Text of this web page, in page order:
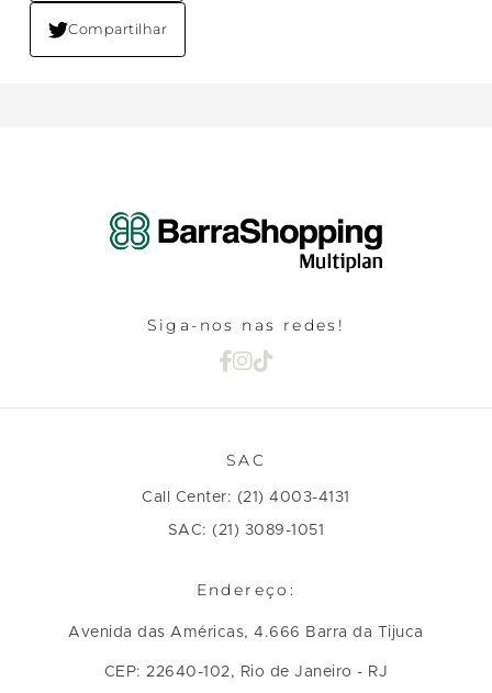
Compartilhar
Siga-nos nas redes!
SAC
Call Center: (21) 4003-4131
SAC: (21) 3089-1051
Endereço:
Avenida das Américas, 4.666 Barra da Tijuca
CEP: 22640-102, Rio de Janeiro - RJ